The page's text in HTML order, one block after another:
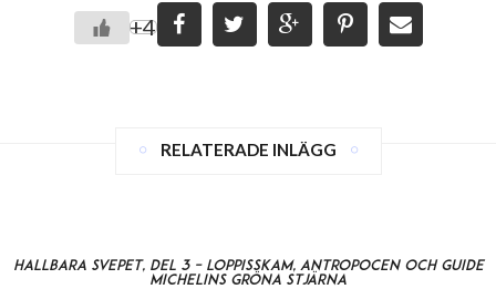
+4
RELATERADE INLÄGG
Hållbara svepet, del 3 – loppisskam, Antropocen och Guide
Michelins gröna stjärna